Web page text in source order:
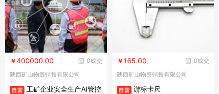
0成交
￥400000.00
陕西矿山物资销售有限公司
工矿企业安全生产AI管控
0成交
￥165.00
陕西矿山物资销售有限公司
游标卡尺